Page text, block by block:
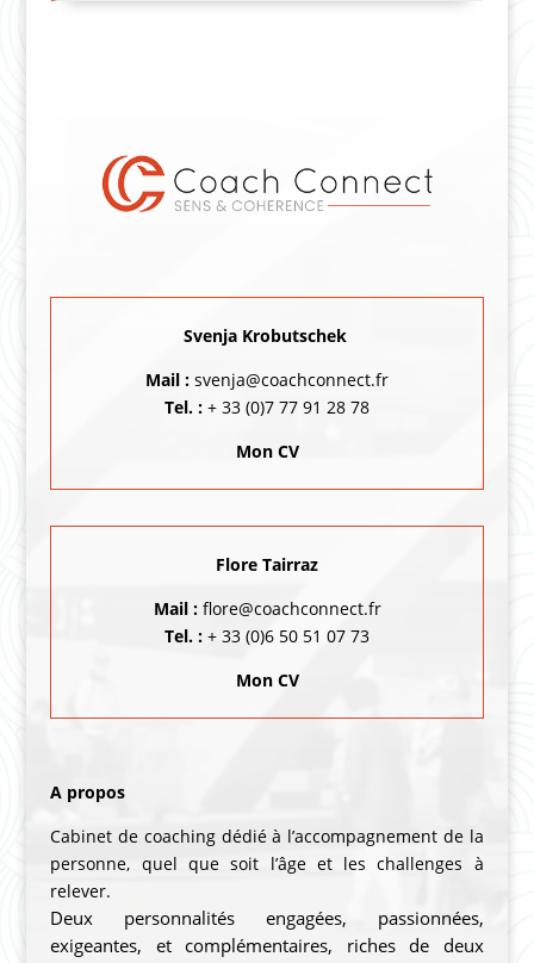
Svenja Krobutschek
Mail : svenja@coachconnect.fr
Tel. : + 33 (0)7 77 91 28 78
Mon CV
Flore Tairraz
Mail : flore@coachconnect.fr
Tel. : + 33 (0)6 50 51 07 73
Mon CV
A propos
Cabinet de coaching dédié à l’accompagnement de la
personne, quel que soit l’âge et les challenges à
relever.
Deux personnalités engagées, passionnées,
exigeantes, et complémentaires, riches de deux